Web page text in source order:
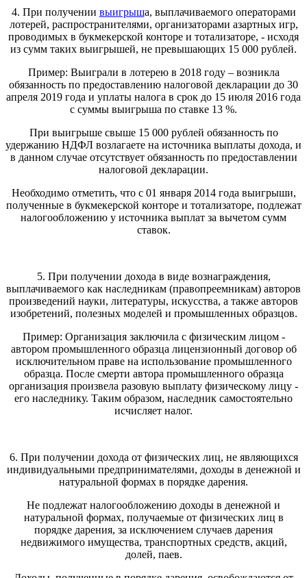
4. При получении выигрыша, выплачиваемого операторами
лотерей, распространителями, организаторами азартных игр,
проводимых в букмекерской конторе и тотализаторе, - исходя
из сумм таких выигрышей, не превышающих 15 000 рублей.
Пример: Выиграли в лотерею в 2018 году – возникла
обязанность по предоставлению налоговой декларации до 30
апреля 2019 года и уплаты налога в срок до 15 июля 2016 года
с суммы выигрыша по ставке 13 %.
При выигрыше свыше 15 000 рублей обязанность по
удержанию НДФЛ возлагаете на источника выплаты дохода, и
в данном случае отсутствует обязанность по предоставлении
налоговой декларации.
Необходимо отметить, что с 01 января 2014 года выигрыши,
полученные в букмекерской конторе и тотализаторе, подлежат
налогообложению у источника выплат за вычетом сумм
ставок.
5. При получении дохода в виде вознаграждения,
выплачиваемого как наследникам (правопреемникам) авторов
произведений науки, литературы, искусства, а также авторов
изобретений, полезных моделей и промышленных образцов.
Пример: Организация заключила с физическим лицом -
автором промышленного образца лицензионный договор об
исключительном праве на использование промышленного
образца. После смерти автора промышленного образца
организация произвела разовую выплату физическому лицу -
его наследнику. Таким образом, наследник самостоятельно
исчисляет налог.
6. При получении дохода от физических лиц, не являющихся
индивидуальными предпринимателями, доходы в денежной и
натуральной формах в порядке дарения.
Не подлежат налогообложению доходы в денежной и
натуральной формах, получаемые от физических лиц в
порядке дарения, за исключением случаев дарения
недвижимого имущества, транспортных средств, акций,
долей, паев.